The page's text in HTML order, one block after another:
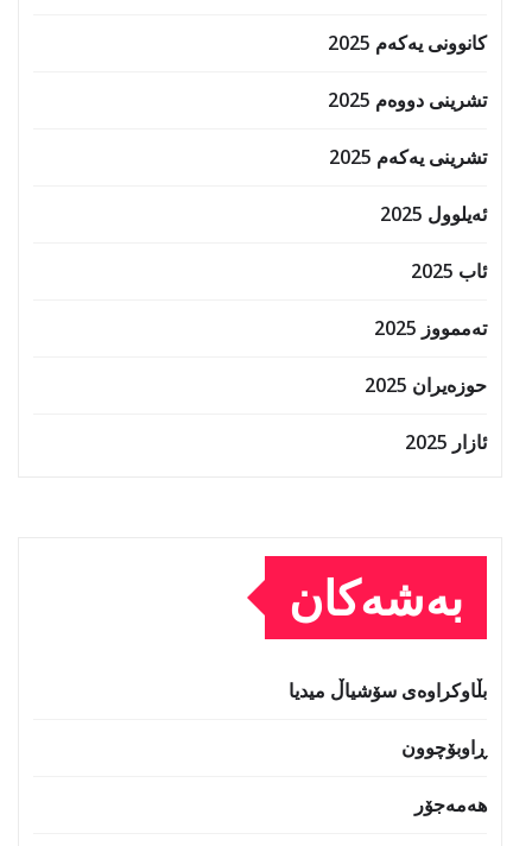
کانوونی یەکەم 2025
تشرینی دووەم 2025
تشرینی یەکەم 2025
ئەیلوول 2025
ئاب 2025
تەممووز 2025
حوزه‌یران 2025
ئازار 2025
بەشەکان
بڵاوکراوەی سۆشیاڵ میدیا
ڕاوبۆچوون
هەمەجۆر